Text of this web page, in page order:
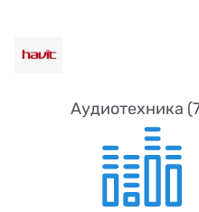
Аудиотехника